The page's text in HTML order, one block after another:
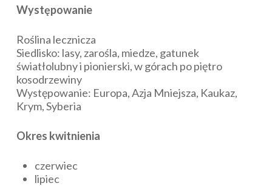
Występowanie
Roślina lecznicza
Siedlisko: lasy, zarośla, miedze, gatunek
światłolubny i pionierski, w górach po piętro
kosodrzewiny
Występowanie: Europa, Azja Mniejsza, Kaukaz,
Krym, Syberia
Okres kwitnienia
czerwiec
lipiec